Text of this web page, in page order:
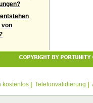
von
kostenlos
Telefonvalidierung